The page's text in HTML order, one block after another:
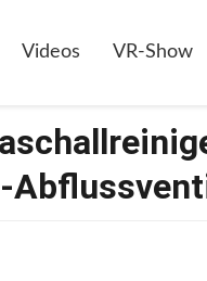
Videos VR-Show